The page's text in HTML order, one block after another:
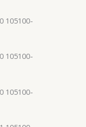
105100-
105100-
105100-